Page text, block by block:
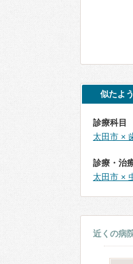
似たよ
診療科目
太田市 ×
診療・治
太田市 ×
近くの病